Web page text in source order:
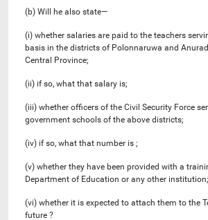
(b) Will he also state—
(i) whether salaries are paid to the teachers
basis in the districts of Polonnaruwa and
Central Province;
(ii) if so, what that salary is;
(iii) whether officers of the Civil Security Force
government schools of the above districts;
(iv) if so, what that number is ;
(v) whether they have been provided with a
Department of Education or any other
(vi) whether it is expected to attach them to the
future ?